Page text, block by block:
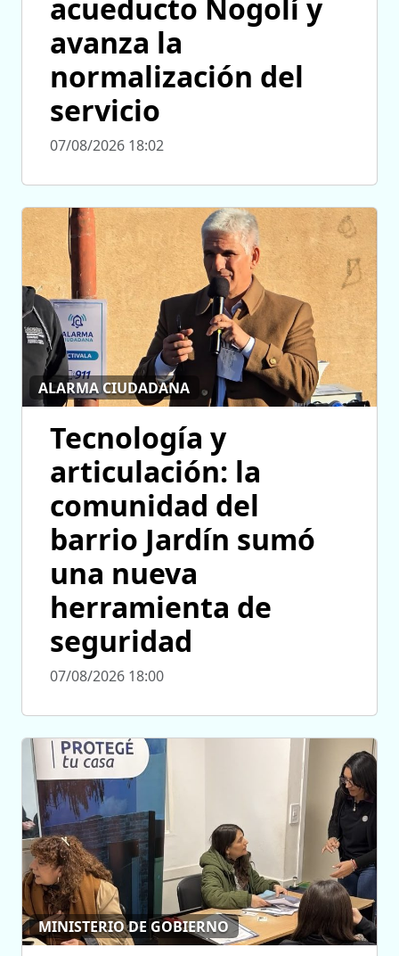
acueducto Nogolí y
avanza la
normalización del
servicio
07/08/2026 18:02
ALARMA CIUDADANA
Tecnología y
articulación: la
comunidad del
barrio Jardín sumó
una nueva
herramienta de
seguridad
07/08/2026 18:00
MINISTERIO DE GOBIERNO